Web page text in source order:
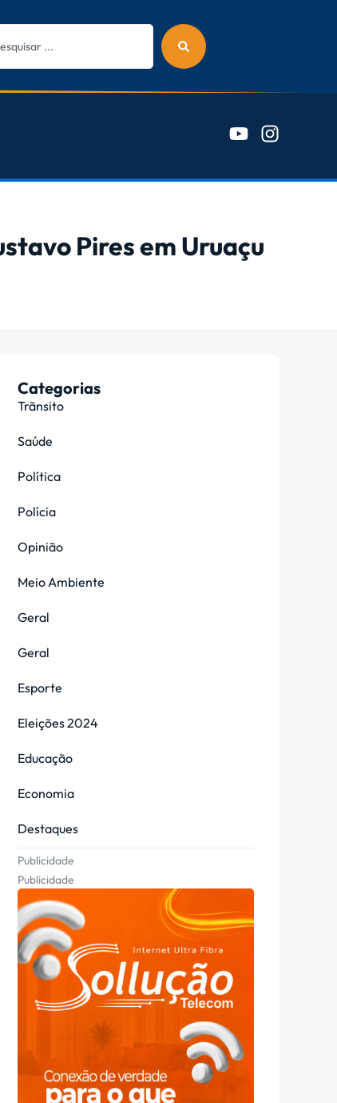
Pires em Uruaçu
Categorias
Trãnsito
Saúde
Política
Polícia
Opinião
Meio Ambiente
Geral
Geral
Esporte
Eleições 2024
Educação
Economia
Destaques
Publicidade
Publicidade